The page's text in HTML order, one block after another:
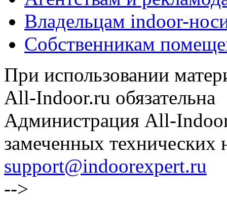
Владельцам indoor-
Собственникам
При использовании
All-Indoor.ru обязательна
Администрация All-
замеченных технических
support@indoorexpert.ru
-->